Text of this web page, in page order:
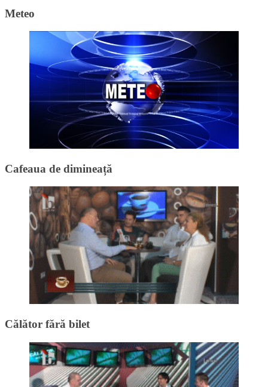
Meteo
Cafeaua de dimineață
Călător fără bilet